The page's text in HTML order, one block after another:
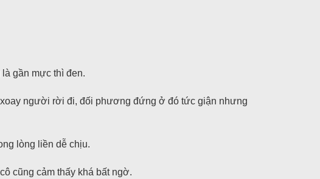
gần mực thì đen.
xoay người rời đi, đối phương đứng ở đó tức giận nhưng
lòng liền dễ chịu.
cũng cảm thấy khá bất ngờ.